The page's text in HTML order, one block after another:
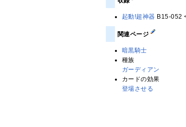
起動!超神器 B15-052
関連ページ
暗黒騎士
種族
ガーディアン
カードの効果
登場させる